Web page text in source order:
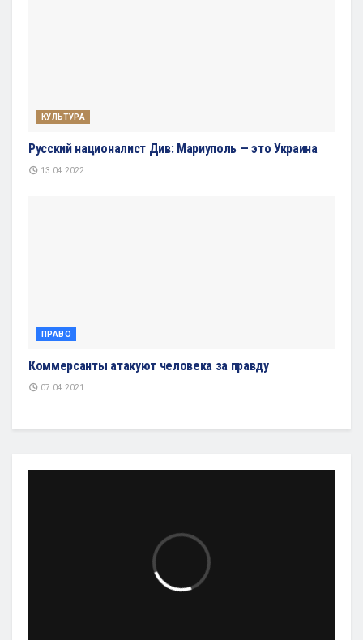
КУЛЬТУРА
Русский националист Див: Мариуполь — это Украина
13.04.2022
ПРАВО
Коммерсанты атакуют человека за правду
07.04.2021